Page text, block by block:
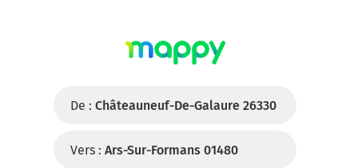
De : Châteauneuf-De-Galaure 26330
Vers : Ars-Sur-Formans 01480